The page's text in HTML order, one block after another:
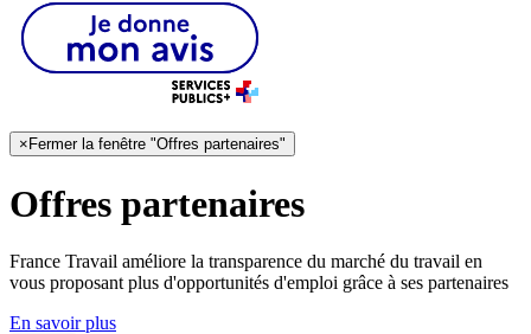
× Fermer la fenêtre "Offres partenaires"
Offres partenaires
France Travail améliore la transparence du marché du travail en
vous proposant plus d'opportunités d'emploi grâce à ses partenaires
En savoir plus